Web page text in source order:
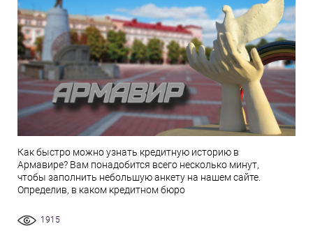
Как быстро можно узнать кредитную историю в
Армавире? Вам понадобится всего несколько минут,
чтобы заполнить небольшую анкету на нашем сайте.
Определив, в каком кредитном бюро
1915